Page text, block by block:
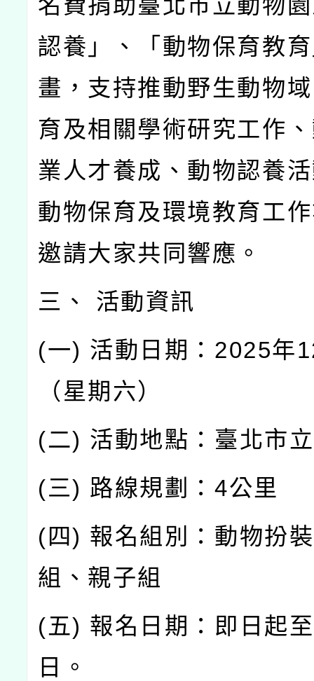
名費捐助臺北市立動物
認養」、「動物保育教
畫，支持推動野生動物
育及相關學術研究工作
業人才養成、動物認養
動物保育及環境教育工
邀請大家共同響應。
三、 活動資訊
(一) 活動日期：2025年
（星期六）
(二) 活動地點：臺北市
(三) 路線規劃：4公里
(四) 報名組別：動物扮
組、親子組
(五) 報名日期：即日起
日。